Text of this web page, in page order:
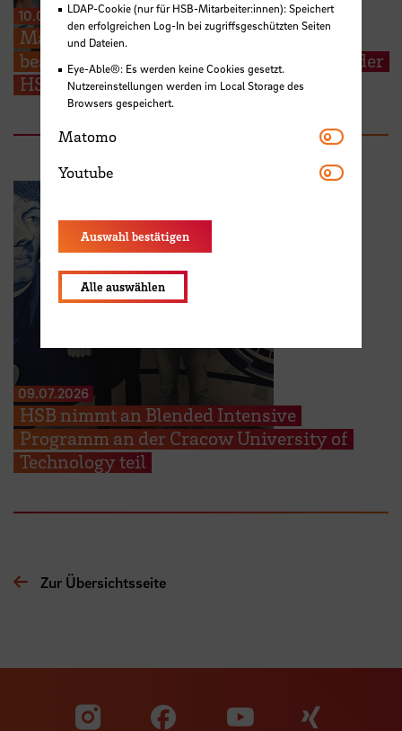
10.07.2026
Making Change Work – international
besetzter Fachtag zur Sozialen Arbeit an der
HSB
09.07.2026
HSB nimmt an Blended Intensive
Programm an der Cracow University of
Technology teil
Zur Übersichtsseite
Zu unserer Facebook
Zu
LDAP-Cookie (nur für HSB-Mitarbeiter:innen): Speichert
den erfolgreichen Log-In bei zugriffsgeschützten Seiten
und Dateien.
Eye-Able®: Es werden keine Cookies gesetzt.
Nutzereinstellungen werden im Local Storage des
Browsers gespeichert.
Matomo Matomo
Youtube Youtube
Auswahl bestätigen
Alle auswählen